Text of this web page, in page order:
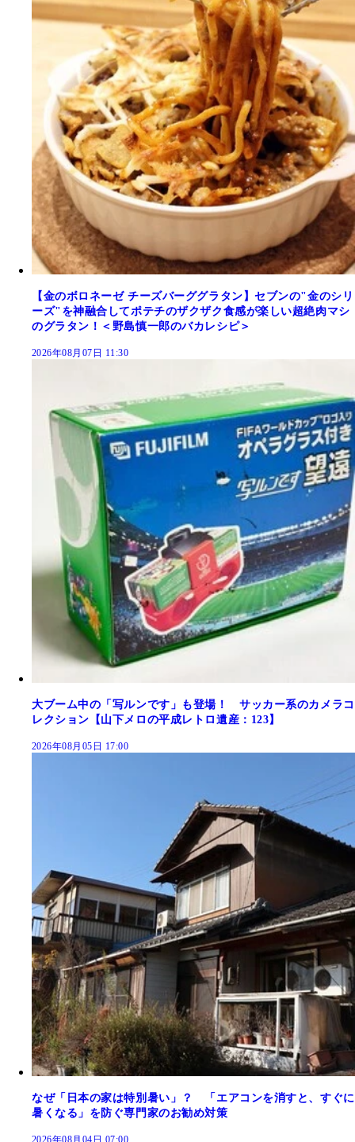
【金のボロネーゼ チーズバーググラタン】セブンの"金のシリ
ーズ"を神融合してポテチのザクザク食感が楽しい超絶肉マシ
のグラタン！＜野島慎一郎のバカレシピ＞
2026年08月07日 11:30
大ブーム中の「写ルンです」も登場！ サッカー系のカメラコ
レクション【山下メロの平成レトロ遺産：123】
2026年08月05日 17:00
なぜ「日本の家は特別暑い」？ 「エアコンを消すと、すぐに
暑くなる」を防ぐ専門家のお勧め対策
2026年08月04日 07:00